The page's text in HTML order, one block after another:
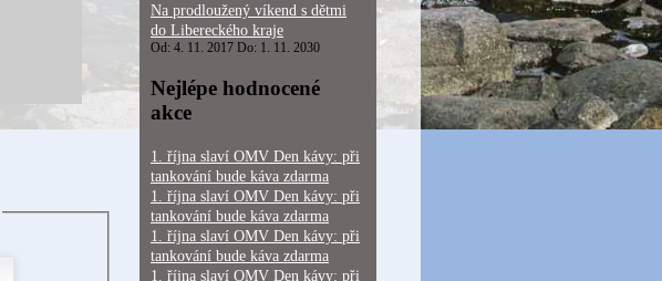
Na prodloužený víkend s dětmi
do Libereckého kraje
Od: 4. 11. 2017 Do: 1. 11. 2030
Nejlépe hodnocené
akce
1. října slaví OMV Den kávy: při
tankování bude káva zdarma
1. října slaví OMV Den kávy: při
tankování bude káva zdarma
1. října slaví OMV Den kávy: při
tankování bude káva zdarma
1. října slaví OMV Den kávy: při